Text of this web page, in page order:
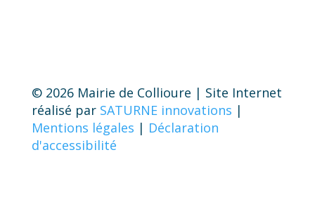
© 2026 Mairie de Collioure | Site Internet
réalisé par SATURNE innovations |
Mentions légales | Déclaration
d'accessibilité